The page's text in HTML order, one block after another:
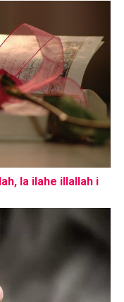
la ilahe illallah i